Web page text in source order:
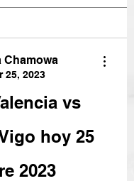
Chamowa
25, 2023
vs
hoy 25
2023